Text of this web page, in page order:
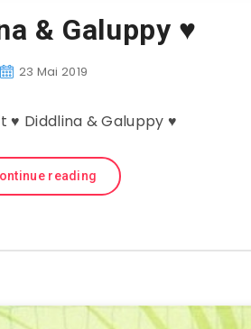
& Galuppy ♥
23 Mai 2019
♥ Diddlina & Galuppy ♥
reading